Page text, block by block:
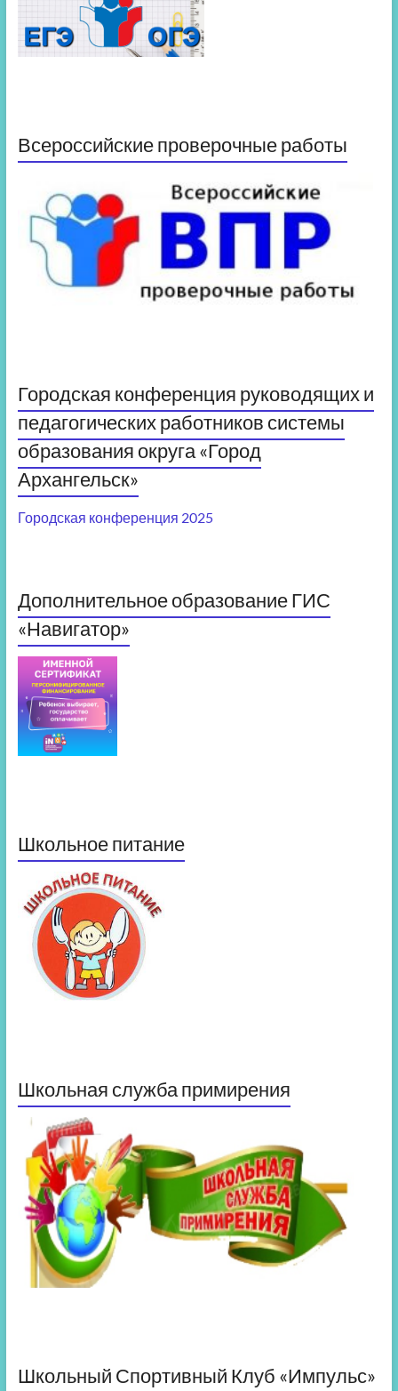
Всероссийские проверочные работы
Городская конференция руководящих и
педагогических работников системы
образования округа «Город
Архангельск»
Городская конференция 2025
Дополнительное образование ГИС
«Навигатор»
Школьное питание
Школьная служба примирения
Школьный Спортивный Клуб «Импульс»